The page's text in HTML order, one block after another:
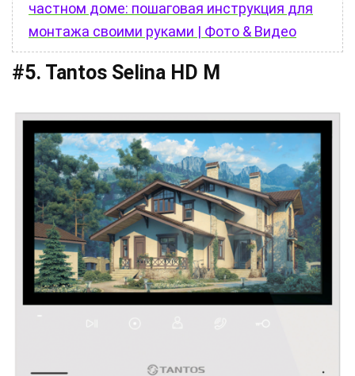
частном доме: пошаговая инструкция для
монтажа своими руками | Фото & Видео
#5. Tantos Selina HD M